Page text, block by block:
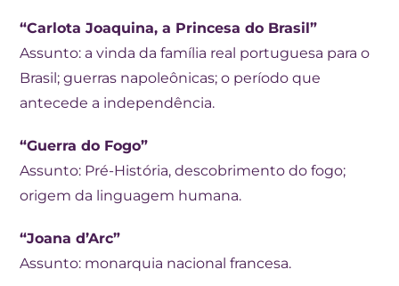
“Carlota Joaquina, a Princesa do Brasil”
Assunto: a vinda da família real portuguesa para o
Brasil; guerras napoleônicas; o período que
antecede a independência.
“Guerra do Fogo”
Assunto: Pré-História, descobrimento do fogo;
origem da linguagem humana.
“Joana d’Arc”
Assunto: monarquia nacional francesa.